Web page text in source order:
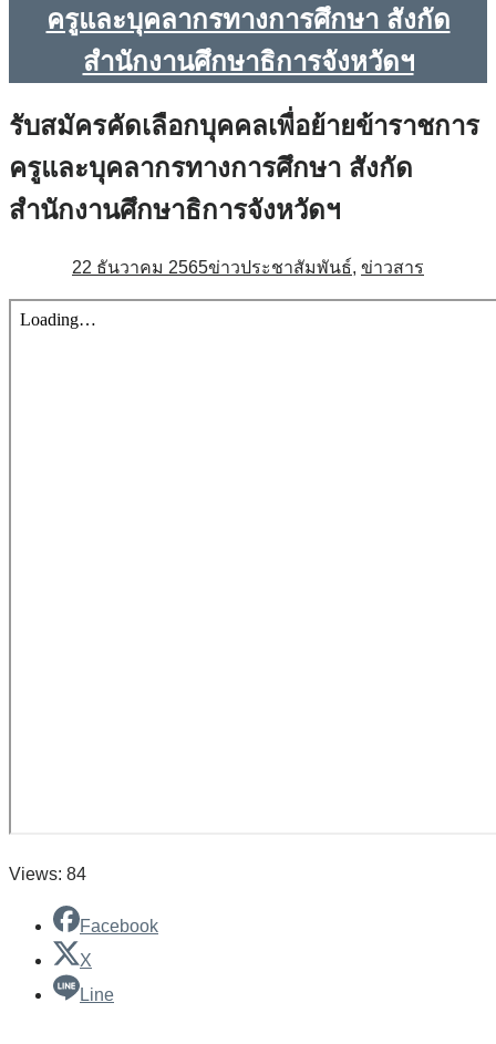
ครูและบุคลากรทางการศึกษา สังกัด
สำนักงานศึกษาธิการจังหวัดฯ
รับสมัครคัดเลือกบุคคลเพื่อย้ายข้าราชการ
ครูและบุคลากรทางการศึกษา สังกัด
สำนักงานศึกษาธิการจังหวัดฯ
22 ธันวาคม 2565ข่าวประชาสัมพันธ์, ข่าวสาร
Views: 84
Facebook
X
Line